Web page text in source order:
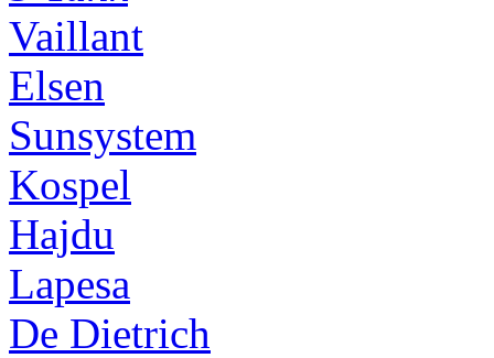
Vaillant
Elsen
Sunsystem
Kospel
Hajdu
Lapesa
De Dietrich